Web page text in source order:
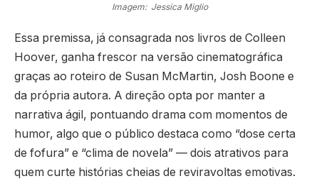
Imagem: Jessica Miglio
Essa premissa, já consagrada nos livros de Colleen
Hoover, ganha frescor na versão cinematográfica
graças ao roteiro de Susan McMartin, Josh Boone e
da própria autora. A direção opta por manter a
narrativa ágil, pontuando drama com momentos de
humor, algo que o público destaca como “dose certa
de fofura” e “clima de novela” — dois atrativos para
quem curte histórias cheias de reviravoltas emotivas.